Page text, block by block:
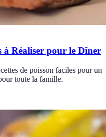
à Réaliser pour le Dîner
de poisson faciles pour un
toute la famille.